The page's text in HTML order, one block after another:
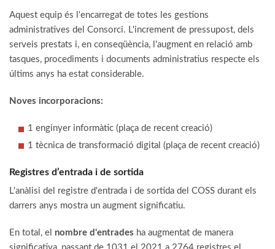
Aquest equip és l'encarregat de totes les gestions
administratives del Consorci. L'increment de pressupost, dels
serveis prestats i, en conseqüència, l'augment en relació amb
tasques, procediments i documents administratius respecte els
últims anys ha estat considerable.
Noves incorporacions:
1 enginyer informàtic (plaça de recent creació)
1 tècnica de transformació digital (plaça de recent creació)
Registres d’entrada i de sortida
L'anàlisi del registre d'entrada i de sortida del COSS durant els
darrers anys mostra un augment significatiu.
En total, el nombre d'entrades ha augmentat de manera